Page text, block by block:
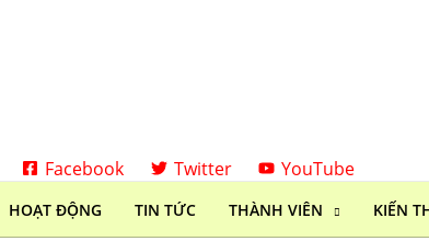
Facebook Twitter YouTube
HOẠT ĐỘNG TIN TỨC THÀNH VIÊN KIẾN